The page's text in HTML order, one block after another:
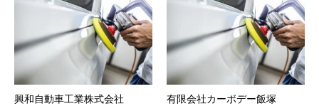
興和自動車工業株式会社 有限会社カーボデー飯塚